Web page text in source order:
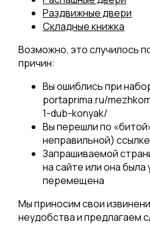
Раздвижные двери
Складные книжка
Возможно, это случилось
причин:
Вы ошиблись при
portaprima.ru/
1-dub-konyak/
Вы перешли по
неправильной) ссылке
Запрашиваемой
на сайте или она была
перемещена
Мы приносим свои
неудобства и предлагаем